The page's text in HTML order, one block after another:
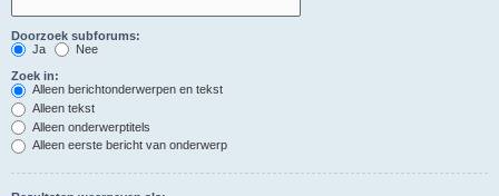
Doorzoek subforums:
Ja
Nee
Zoek in:
Alleen berichtonderwerpen en tekst
Alleen tekst
Alleen onderwerptitels
Alleen eerste bericht van onderwerp